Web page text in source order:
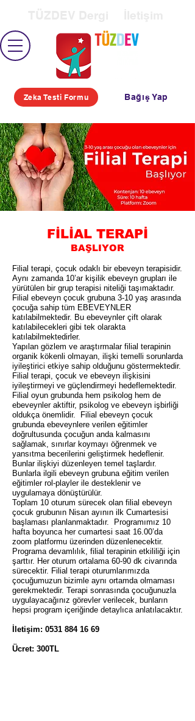
Zeka Testi Formu Bağış Yap
FİLİAL TERAPİ
BAŞLIYOR
Filial terapi, çocuk odaklı bir ebeveyn terapisidir.
Aynı zamanda 10’ar kişilik ebeveyn grupları ile
yürütülen bir grup terapisi niteliği taşımaktadır.
Filial ebeveyn çocuk grubuna 3-10 yaş arasında
çocuğa sahip tüm EBEVEYNLER
katılabilmektedir. Bu ebeveynler çift olarak
katılabilecekleri gibi tek olarakta
katılabilmektedirler.
Yapılan gözlem ve araştırmalar filial terapinin
organik kökenli olmayan, ilişki temelli sorunlarda
iyileştirici etkiye sahip olduğunu göstermektedir.
Filial terapi, çocuk ve ebeveyn ilişkisini
iyileştirmeyi ve güçlendirmeyi hedeflemektedir.
Filial oyun grubunda hem psikolog hem de
ebeveynler aktiftir, psikolog ve ebeveyn işbirliği
oldukça önemlidir. Filial ebeveyn çocuk
grubunda ebeveynlere verilen eğitimler
doğrultusunda çocuğun anda kalmasını
sağlamak, sınırlar koymayı öğrenmek ve
yansıtma becerilerini geliştirmek hedeflenir.
Bunlar ilişkiyi düzenleyen temel taşlardır.
Bunlarla ilgili ebeveyn grubuna eğitim verilen
eğitimler rol-playler ile desteklenir ve
uygulamaya dönüştürülür.
Toplam 10 oturum sürecek olan filial ebeveyn
çocuk grubunın Nisan ayının ilk Cumartesisi
başlaması planlanmaktadır. Programımız 10
hafta boyunca her cumartesi saat 16.00’da
zoom platformu üzerinden düzenlenecektir.
Programa devamlılık, filial terapinin etkililiği için
şarttır. Her oturum ortalama 60-90 dk civarında
sürecektir. Filial terapi oturumlarımızda
çocuğumuzun bizimle aynı ortamda olmaması
gerekmektedir. Terapi sonrasında çocuğunuzla
uygulayacağınız görevler verilecek, bunların
hepsi program içeriğinde detaylıca anlatılacaktır.
İletişim: 0531 884 16 69
Ücret: 300TL